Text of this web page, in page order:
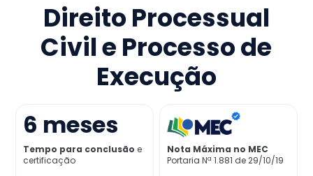
Como funciona
Credenciamento MEC
Já sou aluno
Direito Processual
Civil e Processo de
Execução
6 meses
Tempo para conclusão e
certificação
Nota Máxima no MEC
Portaria Nª 1.881 de 29/10/19